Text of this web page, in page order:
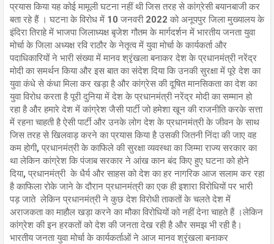
प्रयास किया यह कोई मामूली घटना नहीं थी जिस तरह से कांग्रेसी बयानबाजी कर
बता रहे हैं । घटना के विरोध में 10 जनवरी 2022 को अनूपपुर जिला मुख्यालय के
इंदिरा तिराहे में भाजपा जिलाध्यक्ष बृजेश गौतम के मार्गदर्शन में भारतीय जनता युवा
मोर्चा के जिला अध्यक्ष रवि राठौर के नेतृत्व में युवा मोर्चा के कार्यकर्ता और
पदाधिकारियों ने भारी संख्या में मानव श्रृंखला बनाकर देश के प्रधानमंत्री नरेंद्र
मोदी का समर्थन किया और इस बात का संदेश दिया कि उनकी सुरक्षा में पूरे देश का
युवा कंधे से कंधा मिला कर खड़ा है और कांग्रेस की दूषित मानसिकता का देश का
युवा विरोध करता है पूरी दुनिया में देश के प्रधानमंत्री नरेंद्र मोदी का सम्मान हो
रहा है और हमारे देश में कांग्रेश जैसी पार्टी जो हमेशा खून की राजनीति करके सत्ता
में रहना चाहती है ऐसी पार्टी और उनके लोग देश के प्रधानमंत्री के जीवन के साथ
जिस तरह से खिलवाड़ करने का प्रयास किया है उसकी जितनी निंदा की जाए वह
कम होगी, प्रधानमंत्री के काफिले की सुरक्षा व्यवस्था का जिम्मा राज्य सरकार का
था लेकिन कांग्रेश कि पंजाब सरकार ने आंख कान बंद किए हुए घटना को होने
दिया, प्रधानमंत्री के धैर्य और साहस को देश का हर नागरिक आज सलाम कर रहा
है काफिला रोके जाने के दौरान प्रधानमंत्री का एक ही इशारा विरोधियों पर भारी
पड़ जाते लेकिन प्रधानमंत्री ने कुछ देश विरोधी ताकतों के चलते देश में
अराजकता का माहौल खड़ा करने का मौका विरोधियों को नहीं देना चाहते हैं ।लेकिन
कांग्रेश की इन हरकतों को देश की जनता देख रही है और समझ भी रही है।
भारतीय जनता युवा मोर्चा के कार्यकर्ताओं ने आज मानव श्रृंखला बनाकर